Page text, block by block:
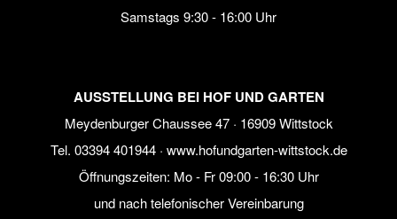
Samstags 9:30 - 16:00 Uhr
AUSSTELLUNG BEI HOF UND GARTEN
Meydenburger Chaussee 47 · 16909 Wittstock
Tel. 03394 401944· www.hofundgarten-wittstock.de
Öffnungszeiten: Mo - Fr 09:00 - 16:30 Uhr
und nach telefonischer Vereinbarung